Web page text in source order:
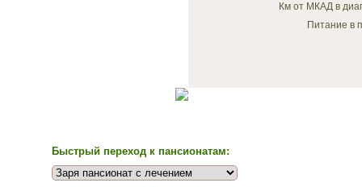
Км от МКАД в
Питание в
Быстрый переход к пансионатам: